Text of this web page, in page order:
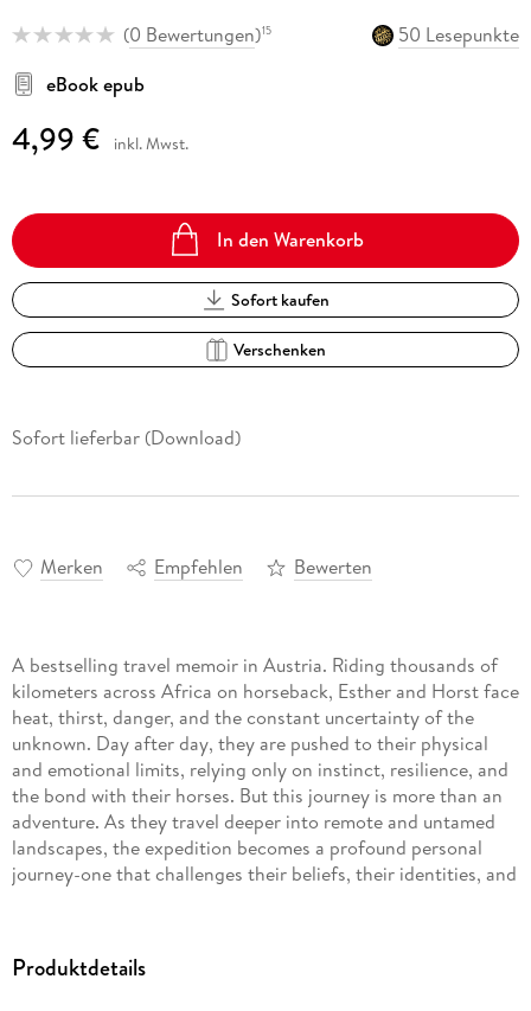
(0 Bewertungen)15
50 Lesepunkte
eBook epub
4,99 € inkl. Mwst.
In den Warenkorb
Sofort kaufen
Verschenken
Sofort lieferbar (Download)
Merken Empfehlen Bewerten
A bestselling travel memoir in Austria. Riding thousands of
kilometers across Africa on horseback, Esther and Horst face
heat, thirst, danger, and the constant uncertainty of the
unknown. Day after day, they are pushed to their physical
and emotional limits, relying only on instinct, resilience, and
the bond with their horses. But this journey is more than an
adventure. As they travel deeper into remote and untamed
landscapes, the expedition becomes a profound personal
journey-one that challenges their beliefs, their identities, and
courage, and transformation-an unforgettable journey into
Produktdetails